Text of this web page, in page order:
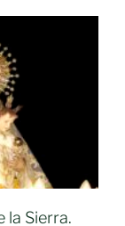
la Sierra.